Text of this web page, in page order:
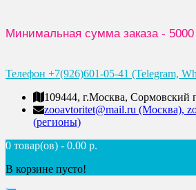
Минимальная сумма заказа - 5000
Телефон +7(926)601-05-41 (Telegram,
109444, г.Москва, Сормовский
zooavtoritet@mail.ru (Москва),
(регионы)
0 товар(ов) - 0.00 р.
В корзине пусто!